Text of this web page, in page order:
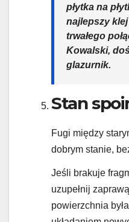
płytka na
najlepszy
trwałego
Kowalski,
glazurnik.
Stan
Fugi między
dobrym stanie,
Jeśli brakuje
uzupełnij
powierzchnia